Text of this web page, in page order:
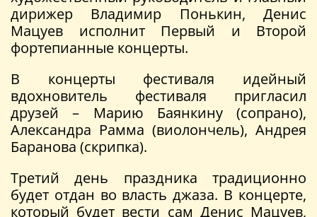
дирижер Владимир Понькин, Денис
Мацуев исполнит Первый и Второй
фортепианные концерты.
В концерты фестиваля идейный
вдохновитель фестиваля пригласил
друзей – Марию Баянкину (сопрано),
Александра Рамма (виолончель), Андрея
Баранова (скрипка).
Третий день праздника традиционно
будет отдан во власть джаза. В концерте,
который будет вести сам Денис Мацуев,